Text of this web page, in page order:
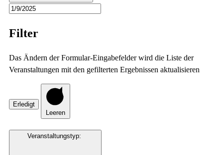
Filter
Das Ändern der Formular-Eingabefelder wird die Liste der
Veranstaltungen mit den gefilterten Ergebnissen aktualisieren
Erledigt
Leeren
Veranstaltungstyp: